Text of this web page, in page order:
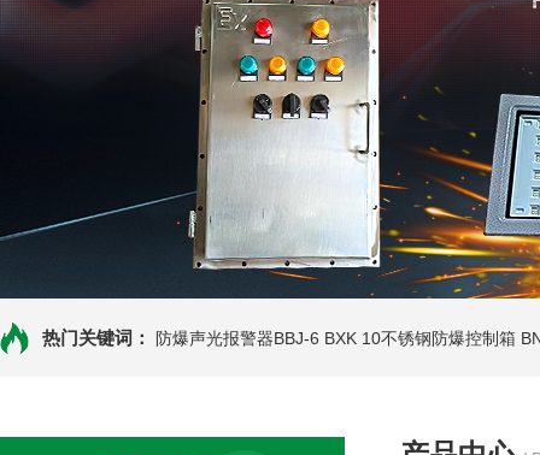
热门关键词： 防爆声光报警器BBJ-6 BXK 10不锈钢防爆控制箱